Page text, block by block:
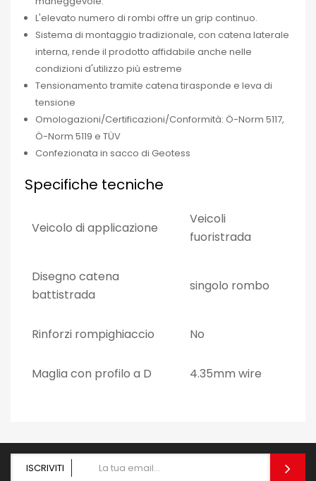
L'elevato numero di rombi offre un grip continuo.
Sistema di montaggio tradizionale, con catena laterale
interna, rende il prodotto affidabile anche nelle
condizioni d'utilizzo più estreme
Tensionamento tramite catena tirasponde e leva di
tensione
Omologazioni/Certificazioni/Conformità: Ö-Norm 5117,
Ö-Norm 5119 e TÜV
Confezionata in sacco di Geotess
Specifiche tecniche
Veicolo di applicazione
Veicoli
fuoristrada
Disegno catena
battistrada
singolo rombo
Rinforzi rompighiaccio No
Maglia con profilo a D 4.35mm wire
ISCRIVITI